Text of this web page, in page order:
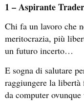
1 – Aspirante
Chi fa un lavoro che
meritocrazia, più
un futuro incerto…
E sogna di salutare
raggiungere la
da computer ovunque